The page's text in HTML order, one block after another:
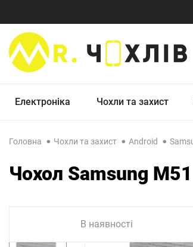
Електроніка Чохли та захист
Головна Чохли та захист Android
Чохол Samsung
В наявності